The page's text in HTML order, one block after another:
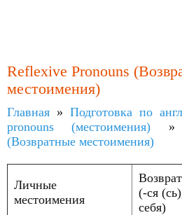
Reflexive Pronouns
местоимения)
Главная » Подготовка по
pronouns (местоимения)
(Возвратные местоимения)
Личные
местоимения
(-ся
себя)